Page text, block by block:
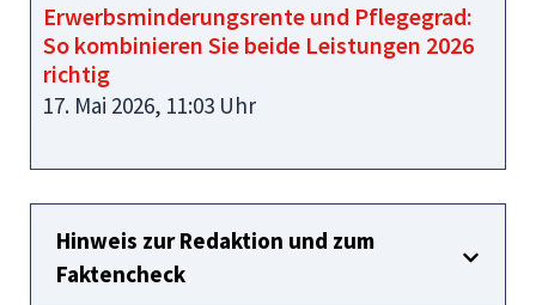
Erwerbsminderungsrente und Pflegegrad:
So kombinieren Sie beide Leistungen 2026
richtig
17. Mai 2026, 11:03 Uhr
Hinweis zur Redaktion und zum
Faktencheck